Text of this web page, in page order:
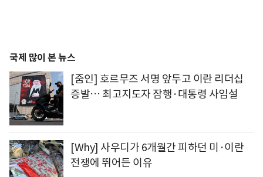
국제 많이 본 뉴스
[줌인] 호르무즈 서명 앞두고 이란 리더십
증발… 최고지도자 잠행·대통령 사임설
[Why] 사우디가 6개월간 피하던 미·이란
전쟁에 뛰어든 이유